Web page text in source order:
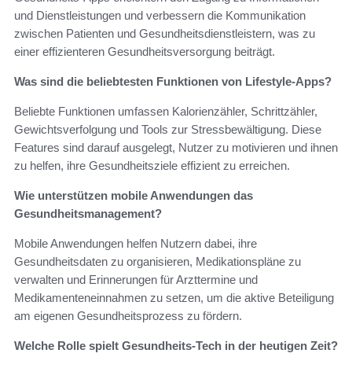
und Dienstleistungen und verbessern die Kommunikation
zwischen Patienten und Gesundheitsdienstleistern, was zu
einer effizienteren Gesundheitsversorgung beiträgt.
Was sind die beliebtesten Funktionen von Lifestyle-Apps?
Beliebte Funktionen umfassen Kalorienzähler, Schrittzähler,
Gewichtsverfolgung und Tools zur Stressbewältigung. Diese
Features sind darauf ausgelegt, Nutzer zu motivieren und ihnen
zu helfen, ihre Gesundheitsziele effizient zu erreichen.
Wie unterstützen mobile Anwendungen das
Gesundheitsmanagement?
Mobile Anwendungen helfen Nutzern dabei, ihre
Gesundheitsdaten zu organisieren, Medikationspläne zu
verwalten und Erinnerungen für Arzttermine und
Medikamenteneinnahmen zu setzen, um die aktive Beteiligung
am eigenen Gesundheitsprozess zu fördern.
Welche Rolle spielt Gesundheits-Tech in der heutigen Zeit?